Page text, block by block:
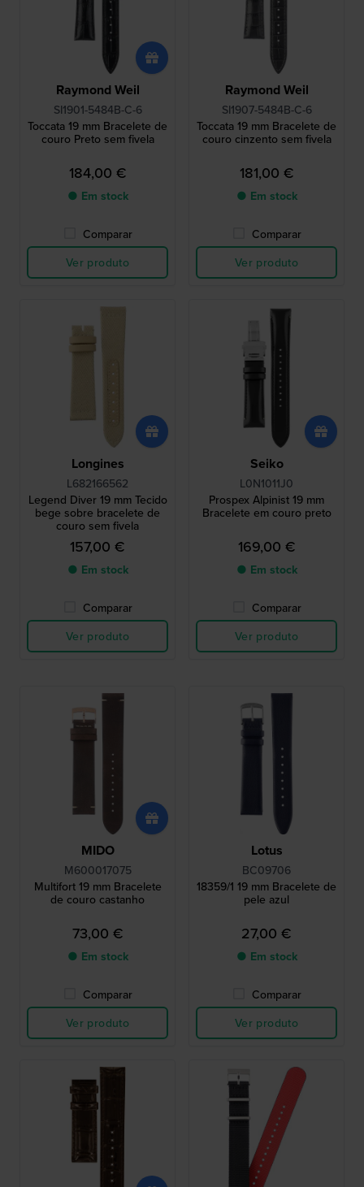
Raymond Weil
SI1901-5484B-C-6
Toccata 19 mm Bracelete de
couro Preto sem fivela
184,00 €
● Em stock
Comparar
Ver produto
Raymond Weil
SI1907-5484B-C-6
Toccata 19 mm Bracelete de
couro cinzento sem fivela
181,00 €
● Em stock
Comparar
Ver produto
Longines
L682166562
Legend Diver 19 mm Tecido
bege sobre bracelete de
couro sem fivela
157,00 €
● Em stock
Comparar
Ver produto
Seiko
L0N1011J0
Prospex Alpinist 19 mm
Bracelete em couro preto
169,00 €
● Em stock
Comparar
Ver produto
MIDO
M600017075
Multifort 19 mm Bracelete
de couro castanho
73,00 €
● Em stock
Comparar
Ver produto
Lotus
BC09706
18359/1 19 mm Bracelete de
pele azul
27,00 €
● Em stock
Comparar
Ver produto